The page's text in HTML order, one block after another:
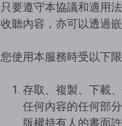
只要遵守本協議和適用
收聽內容，亦可以透過嵌
您使用本服務時受以下
存取、複製、下載
任何內容的任何部
版權持有人的書面許